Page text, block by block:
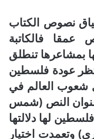
نصوص الكتاب
عمقا فالكاتبة
بمشاعرها تنطلق
عودة فلسطين
شعوب العالم في
النص (شمس
لها دلالتها
وتعمدت اختيار